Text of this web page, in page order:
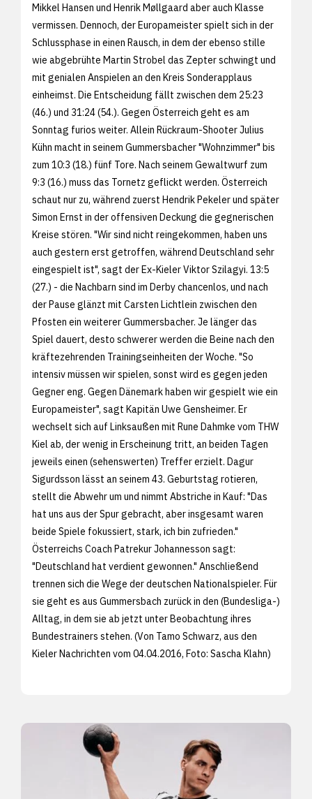
Mikkel Hansen und Henrik Møllgaard aber auch Klasse
vermissen. Dennoch, der Europameister spielt sich in der
Schlussphase in einen Rausch, in dem der ebenso stille
wie abgebrühte Martin Strobel das Zepter schwingt und
mit genialen Anspielen an den Kreis Sonderapplaus
einheimst. Die Entscheidung fällt zwischen dem 25:23
(46.) und 31:24 (54.). Gegen Österreich geht es am
Sonntag furios weiter. Allein Rückraum-Shooter Julius
Kühn macht in seinem Gummersbacher "Wohnzimmer" bis
zum 10:3 (18.) fünf Tore. Nach seinem Gewaltwurf zum
9:3 (16.) muss das Tornetz geflickt werden. Österreich
schaut nur zu, während zuerst Hendrik Pekeler und später
Simon Ernst in der offensiven Deckung die gegnerischen
Kreise stören. "Wir sind nicht reingekommen, haben uns
auch gestern erst getroffen, während Deutschland sehr
eingespielt ist", sagt der Ex-Kieler Viktor Szilagyi. 13:5
(27.) - die Nachbarn sind im Derby chancenlos, und nach
der Pause glänzt mit Carsten Lichtlein zwischen den
Pfosten ein weiterer Gummersbacher. Je länger das
Spiel dauert, desto schwerer werden die Beine nach den
kräftezehrenden Trainingseinheiten der Woche. "So
intensiv müssen wir spielen, sonst wird es gegen jeden
Gegner eng. Gegen Dänemark haben wir gespielt wie ein
Europameister", sagt Kapitän Uwe Gensheimer. Er
wechselt sich auf Linksaußen mit Rune Dahmke vom THW
Kiel ab, der wenig in Erscheinung tritt, an beiden Tagen
jeweils einen (sehenswerten) Treffer erzielt. Dagur
Sigurdsson lässt an seinem 43. Geburtstag rotieren,
stellt die Abwehr um und nimmt Abstriche in Kauf: "Das
hat uns aus der Spur gebracht, aber insgesamt waren
beide Spiele fokussiert, stark, ich bin zufrieden."
Österreichs Coach Patrekur Johannesson sagt:
"Deutschland hat verdient gewonnen." Anschließend
trennen sich die Wege der deutschen Nationalspieler. Für
sie geht es aus Gummersbach zurück in den (Bundesliga-)
Alltag, in dem sie ab jetzt unter Beobachtung ihres
Bundestrainers stehen. (Von Tamo Schwarz, aus den
Kieler Nachrichten vom 04.04.2016, Foto: Sascha Klahn)